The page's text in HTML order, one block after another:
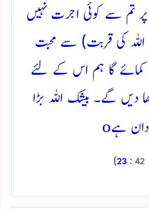
تم سے کوئی اجرت نہیں
اللہ کی قربت) سے محبت
کمائے گا ہم اس کے لئے
دیں گے۔ بیشک اللہ بڑا
دان ہےo
42
:
23
)